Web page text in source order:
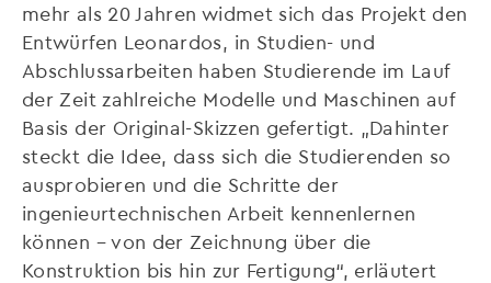
mehr als 20 Jahren widmet sich das Projekt den
Entwürfen Leonardos, in Studien- und
Abschlussarbeiten haben Studierende im Lauf
der Zeit zahlreiche Modelle und Maschinen auf
Basis der Original-Skizzen gefertigt. „Dahinter
steckt die Idee, dass sich die Studierenden so
ausprobieren und die Schritte der
ingenieurtechnischen Arbeit kennenlernen
können – von der Zeichnung über die
Konstruktion bis hin zur Fertigung“, erläutert